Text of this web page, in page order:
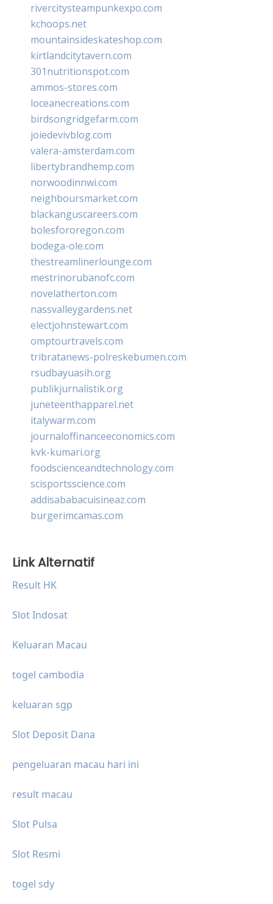
rivercitysteampunkexpo.com
kchoops.net
mountainsideskateshop.com
kirtlandcitytavern.com
301nutritionspot.com
ammos-stores.com
loceanecreations.com
birdsongridgefarm.com
joiedevivblog.com
valera-amsterdam.com
libertybrandhemp.com
norwoodinnwi.com
neighboursmarket.com
blackanguscareers.com
bolesfororegon.com
bodega-ole.com
thestreamlinerlounge.com
mestrinorubanofc.com
novelatherton.com
nassvalleygardens.net
electjohnstewart.com
omptourtravels.com
tribratanews-polreskebumen.com
rsudbayuasih.org
publikjurnalistik.org
juneteenthapparel.net
italywarm.com
journaloffinanceeconomics.com
kvk-kumari.org
foodscienceandtechnology.com
scisportsscience.com
addisababacuisineaz.com
burgerimcamas.com
Link Alternatif
Result HK
Slot Indosat
Keluaran Macau
togel cambodia
keluaran sgp
Slot Deposit Dana
pengeluaran macau hari ini
result macau
Slot Pulsa
Slot Resmi
togel sdy